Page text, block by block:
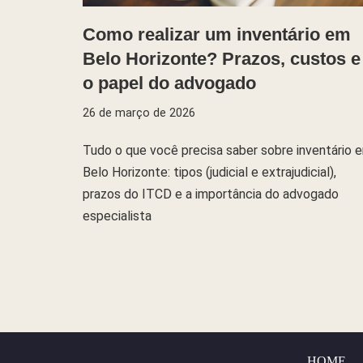
Como realizar um inventário em
Belo Horizonte? Prazos, custos e
o papel do advogado
26 de março de 2026
Tudo o que você precisa saber sobre inventário
Belo Horizonte: tipos (judicial e extrajudicial),
prazos do ITCD e a importância do advogado
especialista